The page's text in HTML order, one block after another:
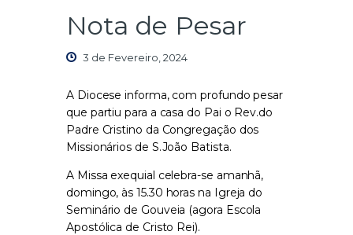
Nota de Pesar
3 de Fevereiro, 2024
A Diocese informa, com profundo pesar
que partiu para a casa do Pai o Rev.do
Padre Cristino da Congregação dos
Missionários de S.João Batista.
A Missa exequial celebra-se amanhã,
domingo, às 15.30 horas na Igreja do
Seminário de Gouveia (agora Escola
Apostólica de Cristo Rei).